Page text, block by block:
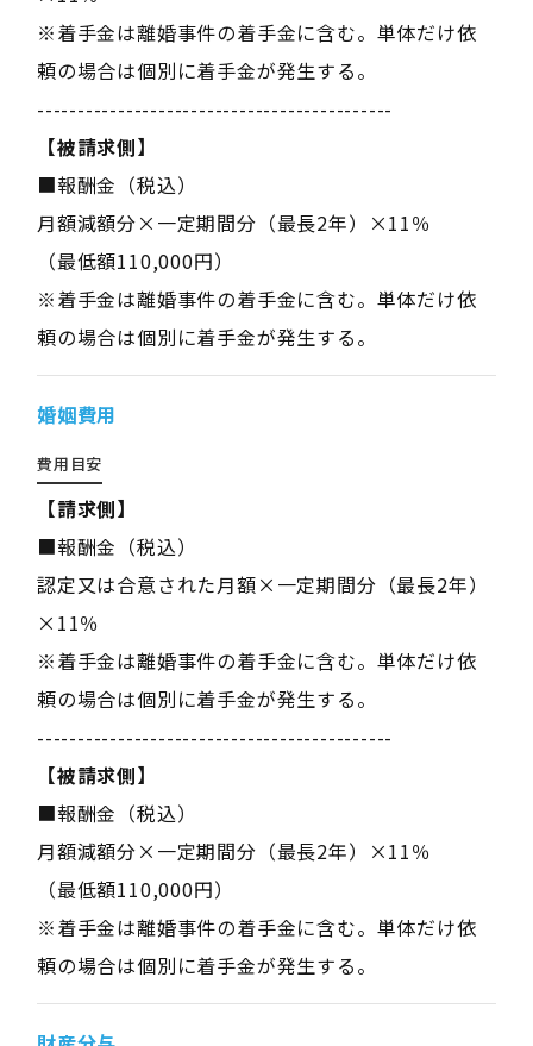
※着手金は離婚事件の着手金に含む。単体だけ依
頼の場合は個別に着手金が発生する。
--------------------------------------------
【被請求側】
■報酬金（税込）
月額減額分×一定期間分（最長2年）×11％
（最低額110,000円）
※着手金は離婚事件の着手金に含む。単体だけ依
頼の場合は個別に着手金が発生する。
婚姻費用
費用目安
【請求側】
■報酬金（税込）
認定又は合意された月額×一定期間分（最長2年）
×11％
※着手金は離婚事件の着手金に含む。単体だけ依
頼の場合は個別に着手金が発生する。
--------------------------------------------
【被請求側】
■報酬金（税込）
月額減額分×一定期間分（最長2年）×11％
（最低額110,000円）
※着手金は離婚事件の着手金に含む。単体だけ依
頼の場合は個別に着手金が発生する。